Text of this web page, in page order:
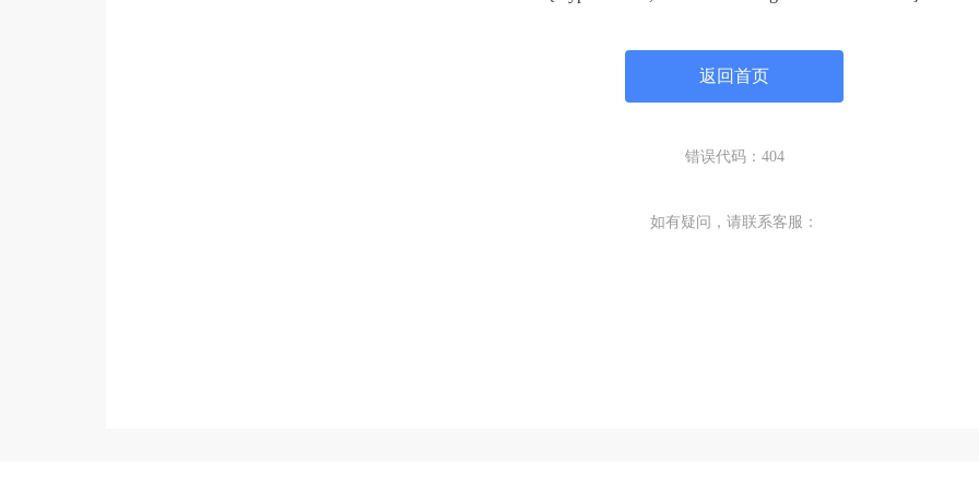
返回首页
错误代码：404
如有疑问，请联系客服：